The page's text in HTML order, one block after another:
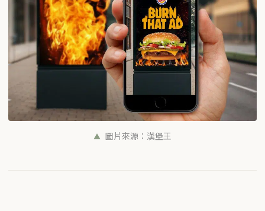
圖片來源：漢堡王